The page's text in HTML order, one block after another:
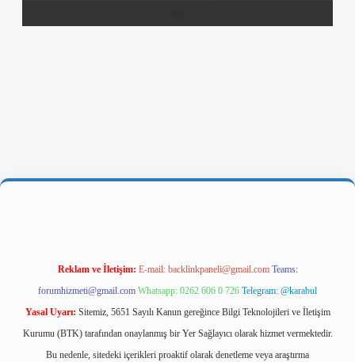
Reklam ve İletişim: E-mail: backlinkpaneli@gmail.com Teams:
forumhizmeti@gmail.com Whatsapp: 0262 606 0 726 Telegram: @karabul
Yasal Uyarı: Sitemiz, 5651 Sayılı Kanun gereğince Bilgi Teknolojileri ve İletişim
Kurumu (BTK) tarafından onaylanmış bir Yer Sağlayıcı olarak hizmet vermektedir.
Bu nedenle, sitedeki içerikleri proaktif olarak denetleme veya araştırma